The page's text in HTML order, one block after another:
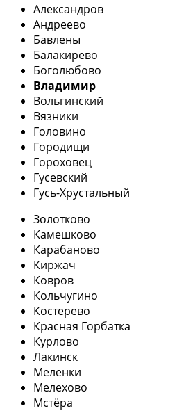
Александров
Андреево
Бавлены
Балакирево
Боголюбово
Владимир
Вольгинский
Вязники
Головино
Городищи
Гороховец
Гусевский
Гусь-Хрустальный
Золотково
Камешково
Карабаново
Киржач
Ковров
Кольчугино
Костерево
Красная Горбатка
Курлово
Лакинск
Меленки
Мелехово
Мстёра